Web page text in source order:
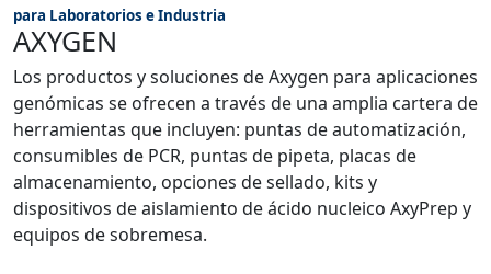
para Laboratorios e Industria
AXYGEN
Los productos y soluciones de Axygen para aplicaciones
genómicas se ofrecen a través de una amplia cartera de
herramientas que incluyen: puntas de automatización,
consumibles de PCR, puntas de pipeta, placas de
almacenamiento, opciones de sellado, kits y
dispositivos de aislamiento de ácido nucleico AxyPrep y
equipos de sobremesa.